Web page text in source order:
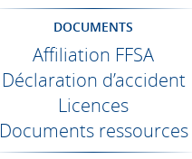
DOCUMENTS
Affiliation FFSA
Déclaration d’accident
Licences
Documents ressources